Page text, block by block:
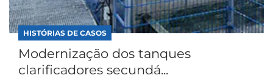
HISTÓRIAS DE CASOS
Modernização dos tanques
clarificadores secundá...